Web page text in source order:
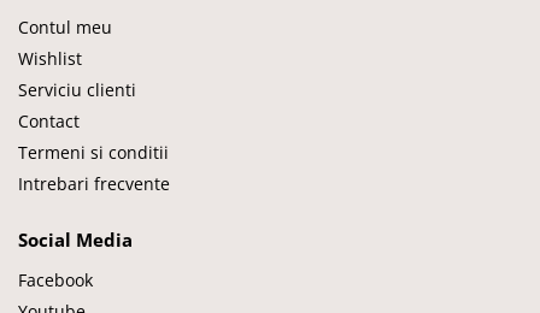
Contul meu
Wishlist
Serviciu clienti
Contact
Termeni si conditii
Intrebari frecvente
Social Media
Facebook